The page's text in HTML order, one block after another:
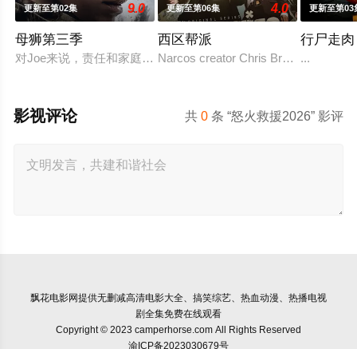
更新至第02集 9.0
母狮第三季
对Joe来说，责任和家庭的内忧外患愈演愈烈，未知的阴谋萦绕。
更新至第06集 4.0
西区帮派
Narcos creator Chris Brancato is
更新至第03
行尸走
...
共0 条 “怒火救援2026” 影评
影视评论
飘花电影网提供无删减高清电影大全、搞笑综艺、热血动漫、热播电视
剧全集免费在线观看
Copyright © 2023 camperhorse.com All Rights Reserved
渝ICP备2023030679号